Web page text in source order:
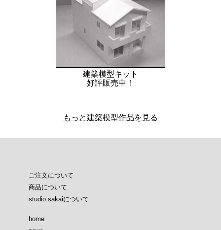
建築模型キット
好評販売中！
もっと建築模型作品を見る
ご注文について
商品について
studio sakaiについて
home